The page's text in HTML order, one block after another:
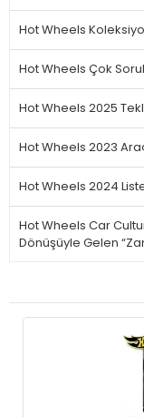
Hot Wheels
Hot Wheels Çok
Hot Wheels 2025
Hot Wheels 2023
Hot Wheels 2024
Hot Wheels Car
Dönüşüyle Gelen